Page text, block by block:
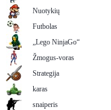
Nuotykių
Futbolas
„Lego NinjaGo“
Žmogus-voras
Strategija
karas
snaiperis